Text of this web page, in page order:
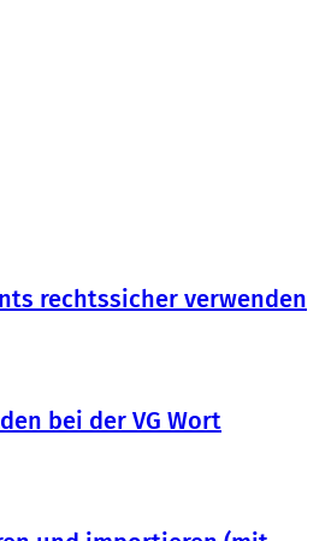
rechtssicher verwenden
bei der VG Wort